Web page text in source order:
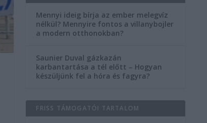
Mennyi ideig bírja az ember melegvíz
nélkül? Mennyire fontos a villanybojler
a modern otthonokban?
Saunier Duval gázkazán
karbantartása a tél előtt – Hogyan
készüljünk fel a hóra és fagyra?
FRISS TÁMOGATÓI TARTALOM